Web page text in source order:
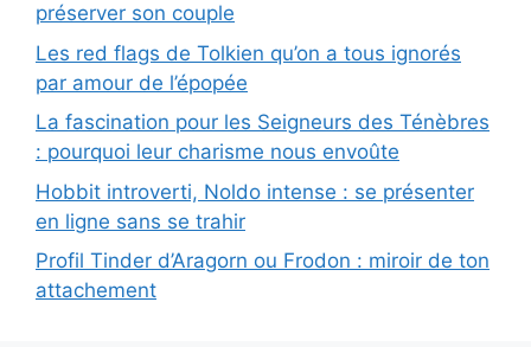
préserver son couple
Les red flags de Tolkien qu’on a tous ignorés
par amour de l’épopée
La fascination pour les Seigneurs des Ténèbres
: pourquoi leur charisme nous envoûte
Hobbit introverti, Noldo intense : se présenter
en ligne sans se trahir
Profil Tinder d’Aragorn ou Frodon : miroir de ton
attachement